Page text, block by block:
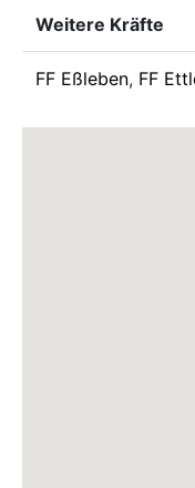
Weitere Kräfte
FF Eßleben, FF